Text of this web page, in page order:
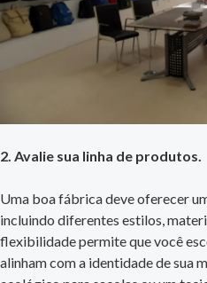
2. Avalie sua linha de produtos.
Uma boa fábrica deve oferecer
incluindo diferentes estilos,
flexibilidade permite que você
alinham com a identidade de sua